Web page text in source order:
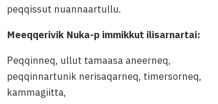
peqqissut nuannaartullu.
Meeqqerivik Nuka-p immikkut ilisarnartai:
Peqqinneq, ullut tamaasa aneerneq,
peqqinnartunik nerisaqarneq, timersorneq,
kammagiitta,